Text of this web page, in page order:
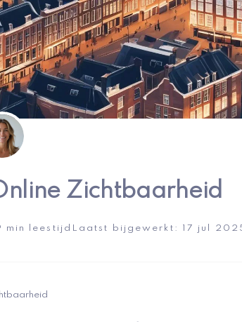
Zichtbaarheid
min leestijd Laatst bijgewerkt: 17 jul